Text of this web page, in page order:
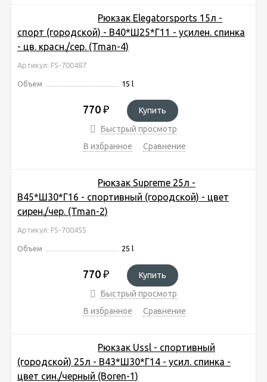
Рюкзак Elegatorsports 15л -
спорт (городской) - В40*Ш25*Г11 - усилен. спинка
- цв. красн./сер. (Tman-4)
Артикул: FS-700487
Объем 15 l
770 ₽
Купить
Быстрый просмотр
В избранное
Сравнение
Рюкзак Supreme 25л -
В45*Ш30*Г16 - спортивный (городской) - цвет
сирен./чер. (Tman-2)
Артикул: FS-700455
Объем 25 l
770 ₽
Купить
Быстрый просмотр
В избранное
Сравнение
Рюкзак Ussl - спортивный
(городской) 25л - В43*Ш30*Г14 - усил. спинка -
цвет син./черный (Boren-1)